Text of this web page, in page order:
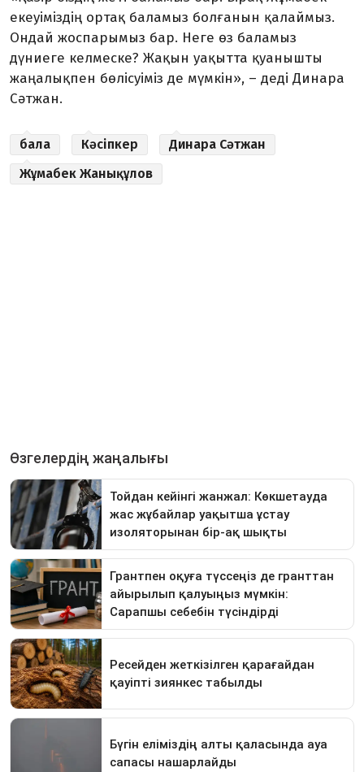
екеуіміздің ортақ баламыз болғанын қалаймыз.
Ондай жоспарымыз бар. Неге өз баламыз
дүниеге келмеске? Жақын уақытта қуанышты
жаңалықпен бөлісуіміз де мүмкін», – деді Динара
Сәтжан.
бала Кәсіпкер
Динара Сәтжан
Жұмабек Жанықұлов